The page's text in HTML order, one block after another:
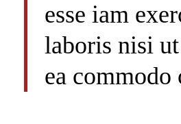
esse iam
laboris nisi
ea commodo